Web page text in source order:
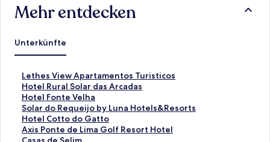
Mehr entdecken
Unterkünfte
Lethes View Apartamentos Turisticos
L
i
n
k
,
d
e
Hotel Rural Solar das Arcadas
L
i
n
k
,
d
Hotel Fonte Velha
L
i
n
k
,
Solar do Requeijo by Luna Hotels&Resorts
L
i
n
k
Hotel Cotto do Gatto
L
i
n
Axis Ponte de Lima Golf Resort Hotel
L
iL